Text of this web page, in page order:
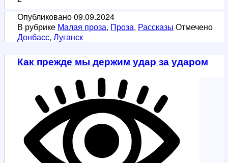
Опубликовано09.09.2024
В рубрике Малая проза, Проза, Рассказы Отмечено
Донбасс, Луганск
Как прежде мы держим удар за ударом